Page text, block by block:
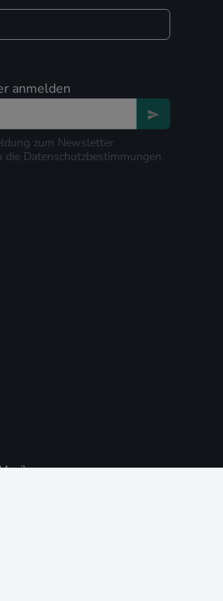
anmelden
zum Newsletter
die Datenschutzbestimmungen.